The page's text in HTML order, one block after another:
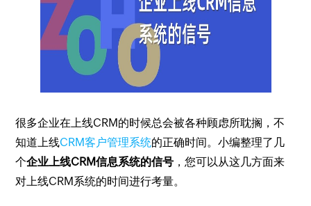
很多企业在上线CRM的时候总会被各种顾虑所耽搁，不
知道上线CRM客户管理系统的正确时间。小编整理了几
个企业上线CRM信息系统的信号 ，您可以从这几方面来
对上线CRM系统的时间进行考量。